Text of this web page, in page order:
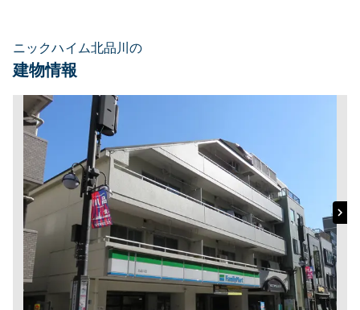
ニックハイム北品川の
建物情報